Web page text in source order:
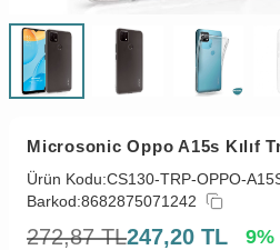
Microsonic Oppo A15s Kılıf
Ürün Kodu:CS130-TRP-OPPO-
Barkod:8682875071242
272,87 TL247,20 TL 9%